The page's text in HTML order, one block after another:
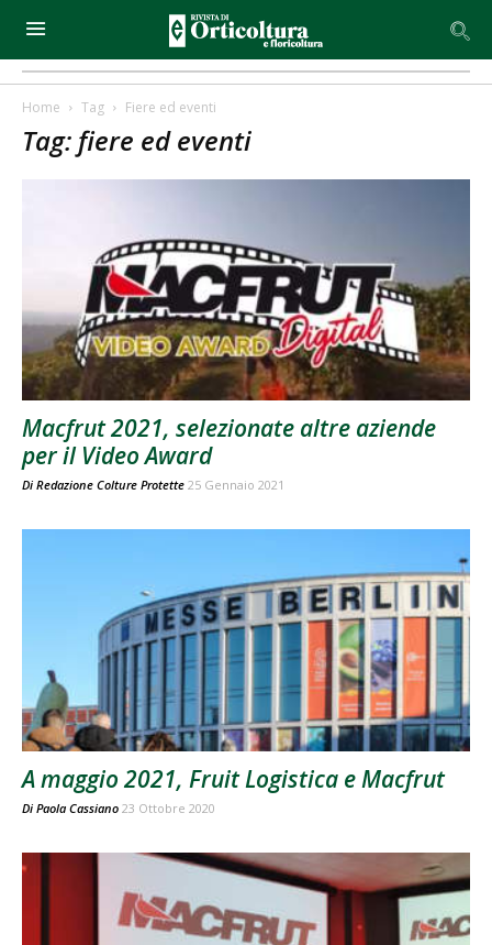
Home Tag Fiere ed eventi
Tag: fiere ed eventi
Macfrut 2021, selezionate altre aziende
per il Video Award
Di Redazione Colture Protette 25 Gennaio 2021
A maggio 2021, Fruit Logistica e Macfrut
Di Paola Cassiano 23 Ottobre 2020